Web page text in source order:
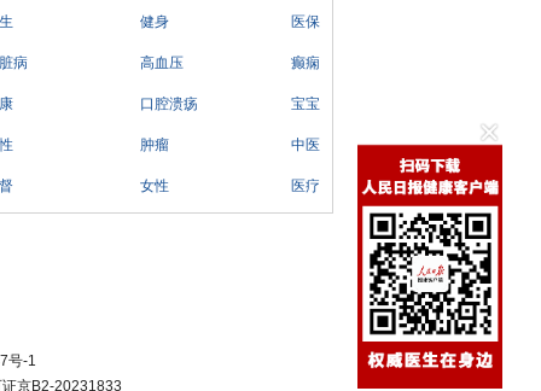
健身 医保
病 高血压 癫痫
口腔溃疡 宝宝
肿瘤 中医
女性 医疗
号-1
京B2-20231833